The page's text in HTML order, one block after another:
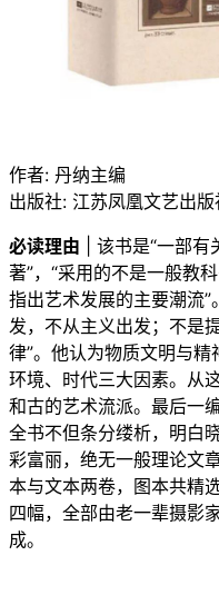
作者: 丹纳主编
出版社: 江苏凤凰文艺出版
必读理由 | 该书是“一部
著”，“采用的不是一般教
指出艺术发展的主要潮流
发，不从主义出发；不是
律”。他认为物质文明与精
环境、时代三大因素。从
和古的艺术流派。最后一
全书不但条分缕析，明白
彩富丽，绝无一般理论文
本与文本两卷，图本共精
四幅，全部由老一辈摄影
成。